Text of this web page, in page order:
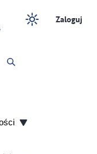
Zaloguj